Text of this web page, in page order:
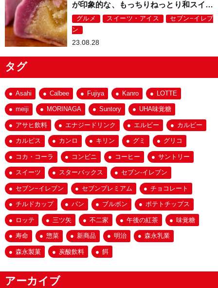
が印象的な、もっちりねっとり和スイー
ツ！
グルメ スイーツ・アイス
セブン−イレブ
ン
23.08.28
タグ
Asahi Calbee Fujiya Kanro LOTTE
meiji MORINAGA Suntory UHA味覚糖
アサヒ飲料 エナジードリンク エルビー カルビー
カルピス カンロ キリン グミ グリコ
コカ・コーラ コンビニ コーヒー サントリー
スイーツ スターバックス セブン-イレブン
セブン−イレブン セブンプレミアム チョコレート
チルドカップ パン ブルボン ポテトチップス
ロッテ 三ツ矢 不二家 午後の紅茶 味覚糖
寿命 惣菜 新商品 明治 森永乳業
森永製菓 炭酸飲料 餌
アーカイブ